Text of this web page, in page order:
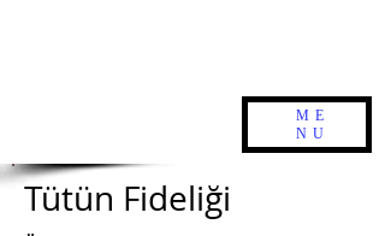
ME
NU
Tütün Fideliği